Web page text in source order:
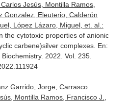
Jesús, Montilla Ramos,
Gonzalez, Eleuterio, Calderón
López Lázaro, Miguel, et. al.:
the cytotoxic properties of anionic
carbene)silver complexes. En:
. 2022. Vol. 235.
Garrido, Jorge, Carrasco
Montilla Ramos, Francisco J.,